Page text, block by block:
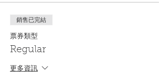
銷售已完結
票券類型
Regular
更多資訊